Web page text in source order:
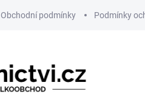
Obchodní podmínky Podmínky